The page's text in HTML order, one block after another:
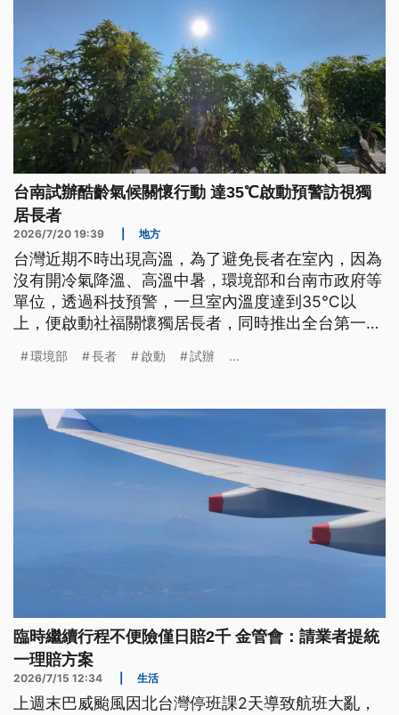
台南試辦酷齡氣候關懷行動 達35℃啟動預警訪視獨
居長者
2026/7/20 19:39 地方
台灣近期不時出現高溫，為了避免長者在室內，因為
沒有開冷氣降溫、高溫中暑，環境部和台南市政府等
單位，透過科技預警，一旦室內溫度達到35℃以
上，便啟動社福關懷獨居長者，同時推出全台第一張
韌性。
環境部 長者 啟動 試辦 ...
臨時繼續行程不便險僅日賠2千 金管會：請業者提統
一理賠方案
2026/7/15 12:34 生活
上週末巴威颱風因北台灣停班課2天導致航班大亂，